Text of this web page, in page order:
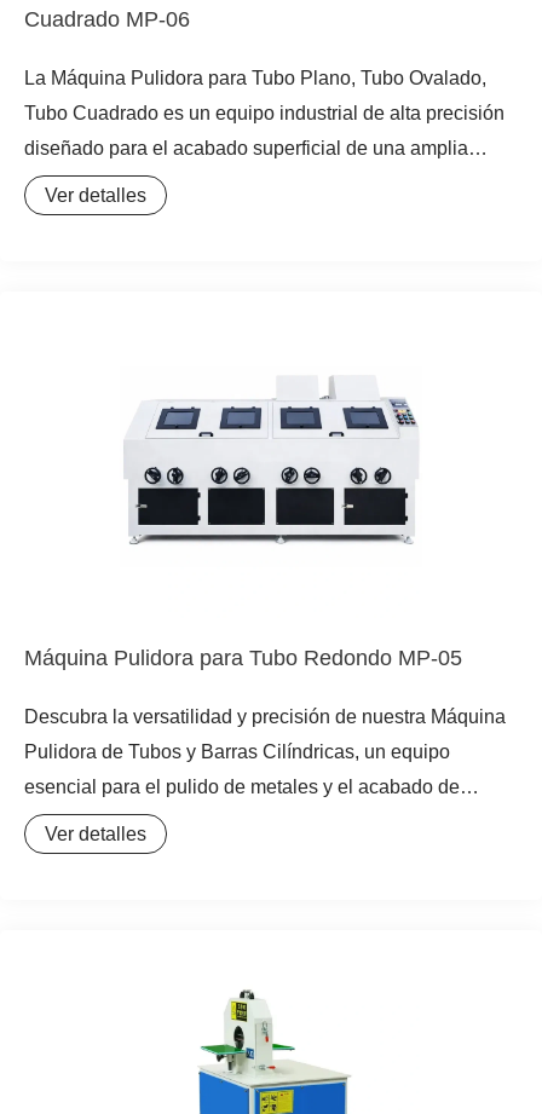
Cuadrado MP-06
La Máquina Pulidora para Tubo Plano, Tubo Ovalado,
Tubo Cuadrado es un equipo industrial de alta precisión
diseñado para el acabado superficial de una amplia
variedad de perfiles metálicos. Operando bajo un
principio de pulido mecánico, esta máquina pulidora de
planas y cuadradas excepcional, así como una eficiente
lijadora de cinta para tubos ovalados. Es una
esmeriladora para perfiles metálicos robusta y fiable,
ideal para procesos que requieren uniformidad y
excelencia en el acabado final. Este equipo es
Ver detalles
Máquina Pulidora para Tubo Redondo MP-05
Descubra la versatilidad y precisión de nuestra Máquina
Pulidora de Tubos y Barras Cilíndricas, un equipo
esencial para el pulido de metales y el acabado de
superficies. Esta máquina está especialmente diseñada
para el pulido de precisión de piezas después del
de cobre, tubos de acero, barras de hierro, tubos de acero
inoxidable y tubos de aluminio, la convierte en una
herramienta indispensable. Además, su sistema de
regulación de velocidad por frecuencia variable para la
Ver detalles